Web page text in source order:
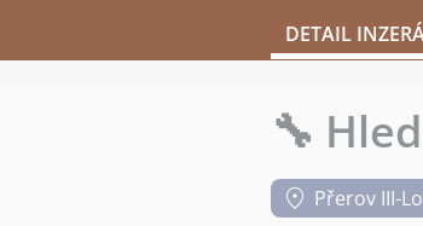
DETAIL
🔧
Přerov III-